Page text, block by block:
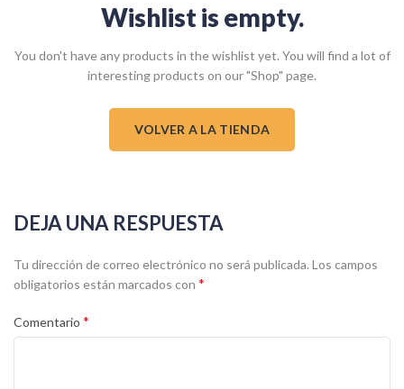
Wishlist is empty.
You don't have any products in the wishlist yet. You will find a lot of
interesting products on our "Shop" page.
VOLVER A LA TIENDA
DEJA UNA RESPUESTA
Tu dirección de correo electrónico no será publicada. Los campos
obligatorios están marcados con *
Comentario *